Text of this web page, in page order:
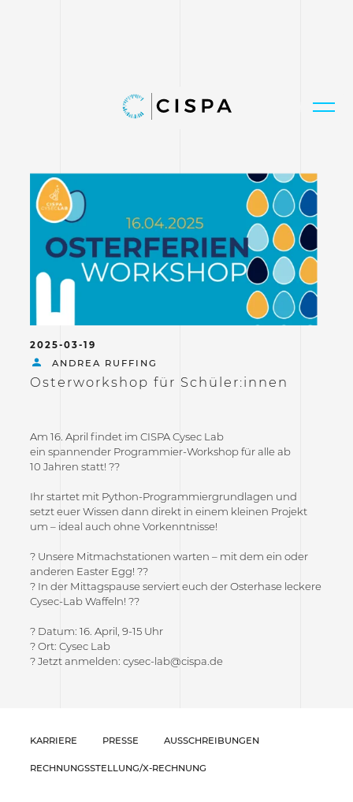
2025-03-19
ANDREA RUFFING
Osterworkshop für Schüler:innen
Am 16. April findet im CISPA Cysec Lab
ein spannender Programmier-Workshop für alle ab
10 Jahren statt! ??
Ihr startet mit Python-Programmiergrundlagen und
setzt euer Wissen dann direkt in einem kleinen Projekt
um – ideal auch ohne Vorkenntnisse!
? Unsere Mitmachstationen warten – mit dem ein oder
anderen Easter Egg! ??
? In der Mittagspause serviert euch der Osterhase leckere
Cysec-Lab Waffeln! ??
? Datum: 16. April, 9-15 Uhr
? Ort: Cysec Lab
? Jetzt anmelden: cysec-lab@cispa.de
KARRIERE PRESSE AUSSCHREIBUNGEN
RECHNUNGSSTELLUNG/X-RECHNUNG